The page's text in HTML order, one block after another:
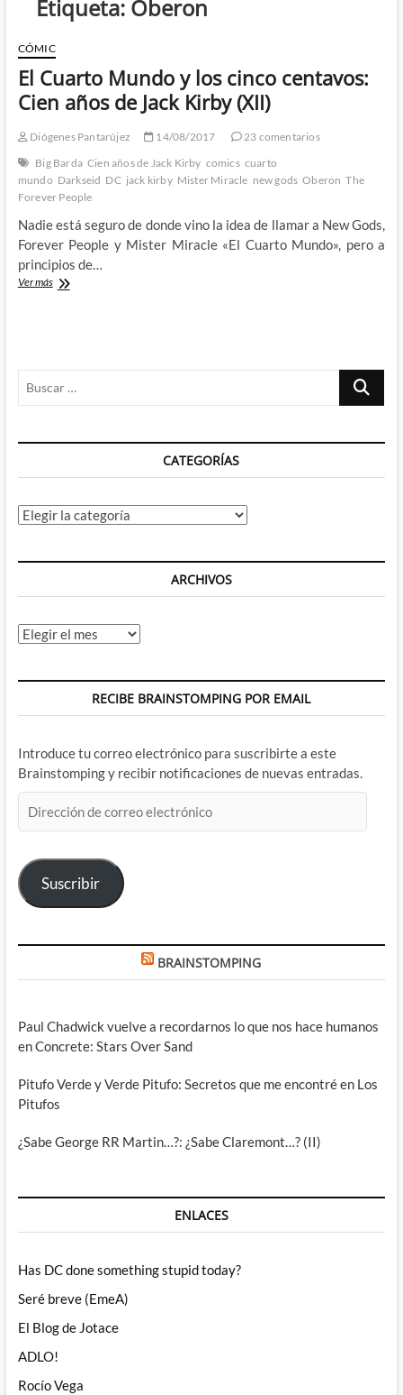
Etiqueta: Oberon
CÓMIC
El Cuarto Mundo y los cinco centavos:
Cien años de Jack Kirby (XII)
Diógenes Pantarújez 14/08/2017
23 comentarios
Big Barda Cien años de Jack Kirby comics cuarto
mundo Darkseid DC jack kirby Mister Miracle new gods Oberon The
Forever People
Nadie está seguro de donde vino la idea de llamar a New Gods,
Forever People y Mister Miracle «El Cuarto Mundo», pero a
principios de…
Ver másEl
Cien
años
Jack
(XII)
Buscar
CATEGORÍAS
Categorías
ARCHIVOS
Archivos
RECIBE BRAINSTOMPING POR EMAIL
Introduce tu correo electrónico para suscribirte a este
Brainstomping y recibir notificaciones de nuevas entradas.
de
electrónico
Suscribir
BRAINSTOMPING
Paul Chadwick vuelve a recordarnos lo que nos hace humanos
en Concrete: Stars Over Sand
Pitufo Verde y Verde Pitufo: Secretos que me encontré en Los
Pitufos
¿Sabe George RR Martin…?: ¿Sabe Claremont…? (II)
ENLACES
Has DC done something stupid today?
Seré breve (EmeA)
El Blog de Jotace
ADLO!
Rocío Vega